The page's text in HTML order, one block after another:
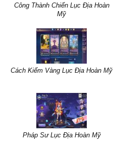
Công Thành Chiến Lục Địa Hoàn
Mỹ
Cách Kiếm Vàng Lục Địa Hoàn Mỹ
Pháp Sư Lục Địa Hoàn Mỹ